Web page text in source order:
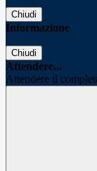
Chiudi
Informazione
Chiudi
Attendere...
Attendere il